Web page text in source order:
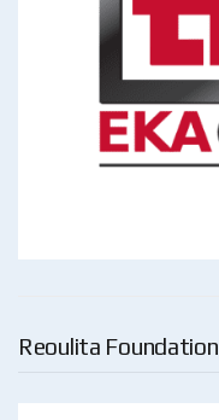
Reoulita Foundation